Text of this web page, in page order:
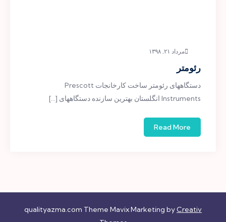
مرداد ۲۱, ۱۳۹۸
رئومتر
دستگاههای رئومتر ساخت کارخانجات Prescott
Instruments انگلستان بهترین سازنده دستگاههای […]
Read More
qualityazma.com Theme Mavix Marketing byCreativ